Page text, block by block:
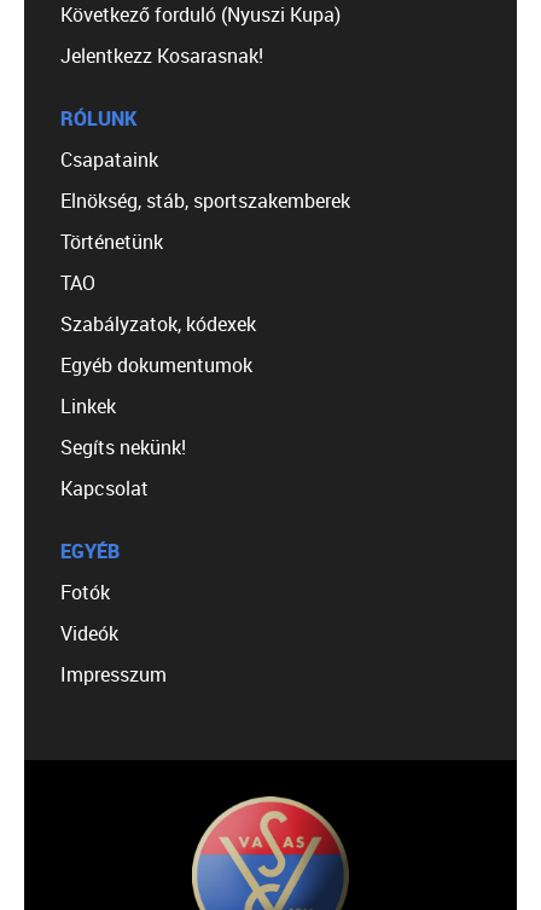
Következő forduló (Nyuszi Kupa)
Jelentkezz Kosarasnak!
RÓLUNK
Csapataink
Elnökség, stáb, sportszakemberek
Történetünk
TAO
Szabályzatok, kódexek
Egyéb dokumentumok
Linkek
Segíts nekünk!
Kapcsolat
EGYÉB
Fotók
Videók
Impresszum